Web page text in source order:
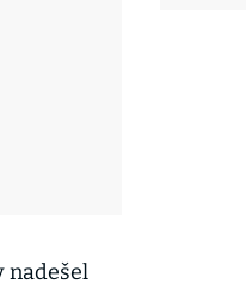
nadešel